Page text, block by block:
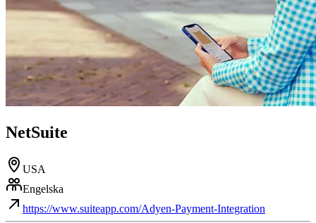
NetSuite
USA
Engelska
https://www.suiteapp.com/Adyen-Payment-Integration